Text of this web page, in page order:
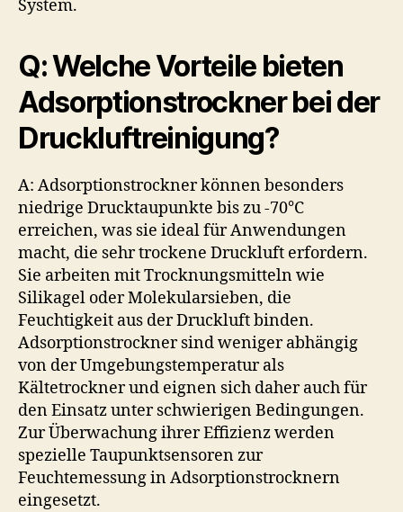
System.
Q: Welche Vorteile bieten
Adsorptionstrockner bei der
Druckluftreinigung?
A: Adsorptionstrockner können besonders
niedrige Drucktaupunkte bis zu -70°C
erreichen, was sie ideal für Anwendungen
macht, die sehr trockene Druckluft erfordern.
Sie arbeiten mit Trocknungsmitteln wie
Silikagel oder Molekularsieben, die
Feuchtigkeit aus der Druckluft binden.
Adsorptionstrockner sind weniger abhängig
von der Umgebungstemperatur als
Kältetrockner und eignen sich daher auch für
den Einsatz unter schwierigen Bedingungen.
Zur Überwachung ihrer Effizienz werden
spezielle Taupunktsensoren zur
Feuchtemessung in Adsorptionstrocknern
eingesetzt.